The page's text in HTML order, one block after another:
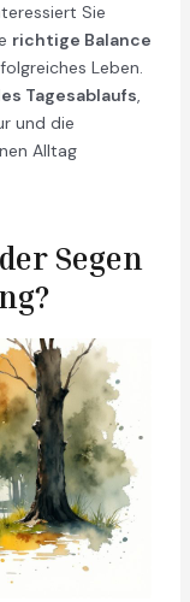
Sie
richtige Balance
Leben.
Tagesablaufs,
und die
Alltag
Segen